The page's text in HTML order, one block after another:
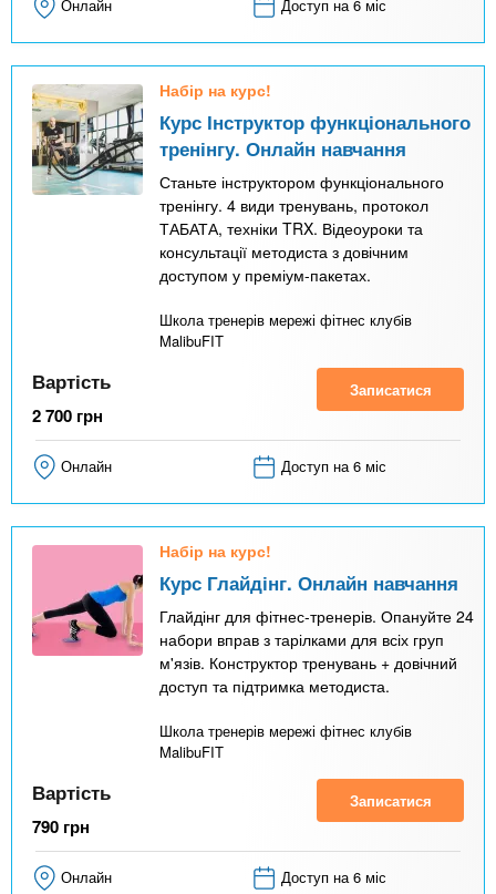
Онлайн Доступ на 6 міс
Набір на курс!
Курс Інструктор функціонального
тренінгу. Онлайн навчання
Станьте інструктором функціонального
тренінгу. 4 види тренувань, протокол
ТАБАТА, техніки TRX. Відеоуроки та
консультації методиста з довічним
доступом у преміум-пакетах.
Школа тренерів мережі фітнес клубів
MalibuFIT
Вартість
2 700 грн
Записатися
Онлайн Доступ на 6 міс
Набір на курс!
Курс Глайдінг. Онлайн навчання
Глайдінг для фітнес-тренерів. Опануйте 24
набори вправ з тарілками для всіх груп
м'язів. Конструктор тренувань + довічний
доступ та підтримка методиста.
Школа тренерів мережі фітнес клубів
MalibuFIT
Вартість
790 грн
Записатися
Онлайн Доступ на 6 міс